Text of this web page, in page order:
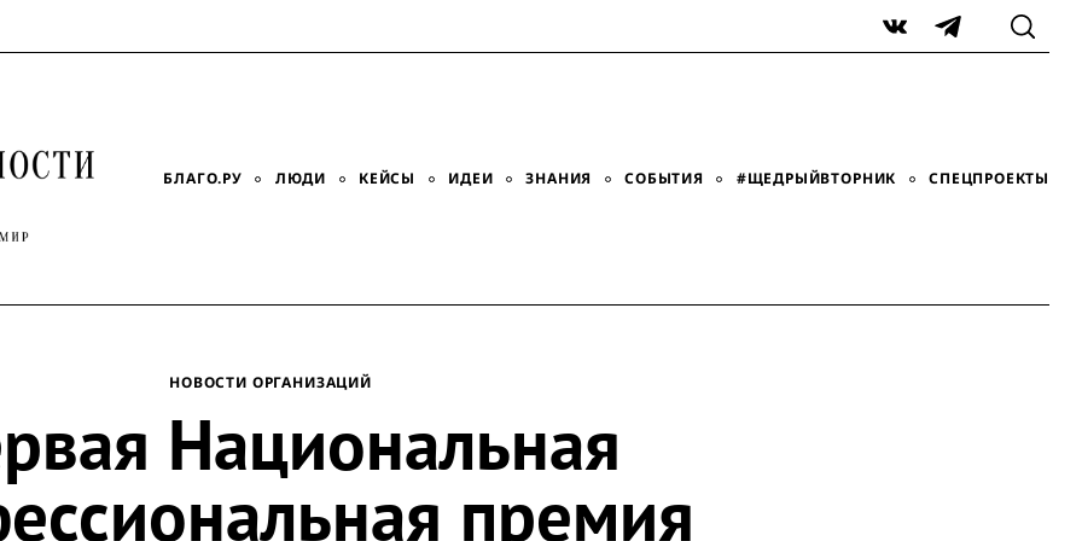
VK Telegram
БЛАГО.РУ ЛЮДИ КЕЙСЫ ИДЕИ ЗНАНИЯ СОБЫТИЯ #ЩЕДРЫЙВТОРНИК СПЕЦПРОЕКТЫ
НОВОСТИ ОРГАНИЗАЦИЙ
Национальная
премия